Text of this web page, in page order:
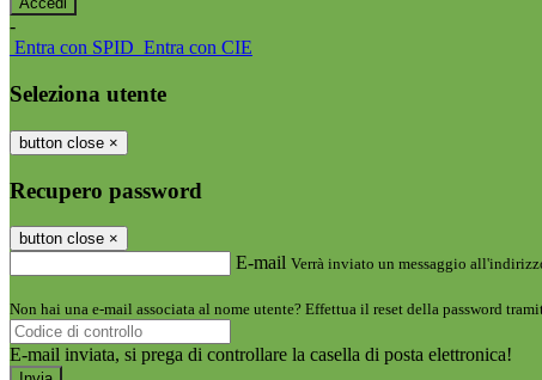
-
Entra con SPID Entra con CIE
Seleziona utente
button close ×
Recupero password
button close ×
E-mail Verrà inviato un messaggio
Non hai una e-mail associata al nome utente? Effettua il reset della password
E-mail inviata, si prega di controllare la casella di posta elettronica!